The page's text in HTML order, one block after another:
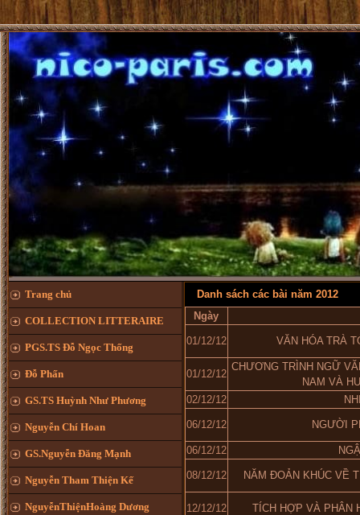
Trang chủ
COLLECTION LITTERAIRE
PGS.TS Đỗ Ngọc Thống
Đỗ Phấn
GS.TS Huỳnh Như Phương
Nguyễn Chí Hoan
GS.Nguyễn Đăng Mạnh
Nguyễn Tham Thiện Kế
NguyễnThiệnHoàng Dương
Danh sách các bài năm 2012
Ngày
01/12/12 VĂN HÓA TRÀ
01/12/12
CHƯƠNG TRÌNH NGỮ
NAM VÀ
02/12/12
06/12/12 NGƯỜI
06/12/12
08/12/12 NĂM ĐOẢN KHÚC VỀ
12/12/12 TÍCH HỢP VÀ PHÂN